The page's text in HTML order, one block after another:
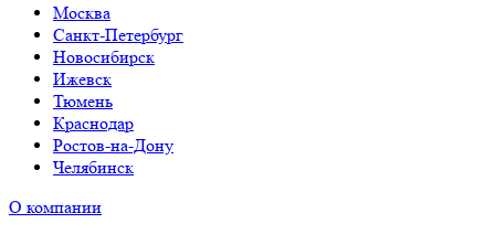
Москва
Санкт-Петербург
Новосибирск
Ижевск
Тюмень
Краснодар
Ростов-на-Дону
Челябинск
О компании